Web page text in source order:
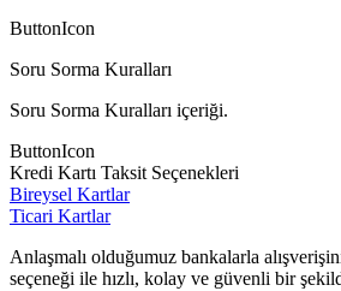
ButtonIcon
Soru Sorma Kuralları
Soru Sorma Kuralları içeriği.
ButtonIcon
Kredi Kartı Taksit Seçenekleri
Bireysel Kartlar
Ticari Kartlar
Anlaşmalı olduğumuz bankalarla
seçeneği ile hızlı, kolay ve güvenli bir